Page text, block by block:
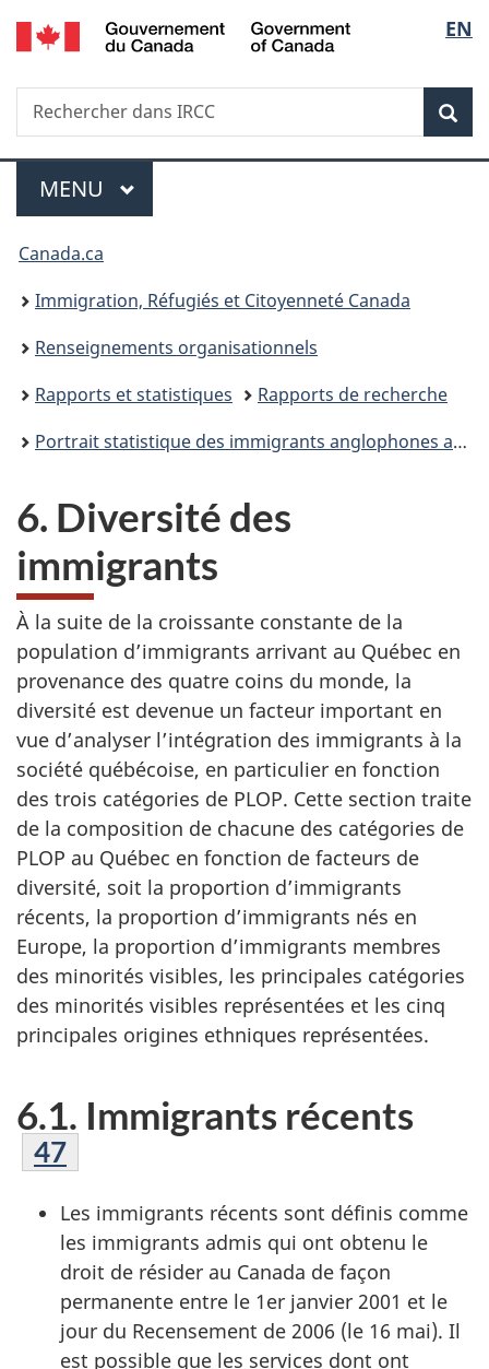
Passer
au
Passer
à
du
Passer
à
simplifiée
de
la
EN
Recherche
Rechercher
dans
Menu
MENU PRINCIPAL
Vous
êtes
ici :
Canada.ca
Immigration, Réfugiés et Citoyenneté Canada
Renseignements organisationnels
Rapports et statistiques
Rapports de recherche
Portrait statistique des immigrants anglophones au Québec
6. Diversité des
immigrants
À la suite de la croissante constante de la
population d’immigrants arrivant au Québec en
provenance des quatre coins du monde, la
diversité est devenue un facteur important en
vue d’analyser l’intégration des immigrants à la
société québécoise, en particulier en fonction
des trois catégories de PLOP. Cette section traite
de la composition de chacune des catégories de
PLOP au Québec en fonction de facteurs de
diversité, soit la proportion d’immigrants
récents, la proportion d’immigrants nés en
Europe, la proportion d’immigrants membres
des minorités visibles, les principales catégories
des minorités visibles représentées et les cinq
principales origines ethniques représentées.
6.1. Immigrants récents
Note de bas de page
47
Les immigrants récents sont définis comme
les immigrants admis qui ont obtenu le
droit de résider au Canada de façon
permanente entre le 1er janvier 2001 et le
jour du Recensement de 2006 (le 16 mai). Il
est possible que les services dont ont